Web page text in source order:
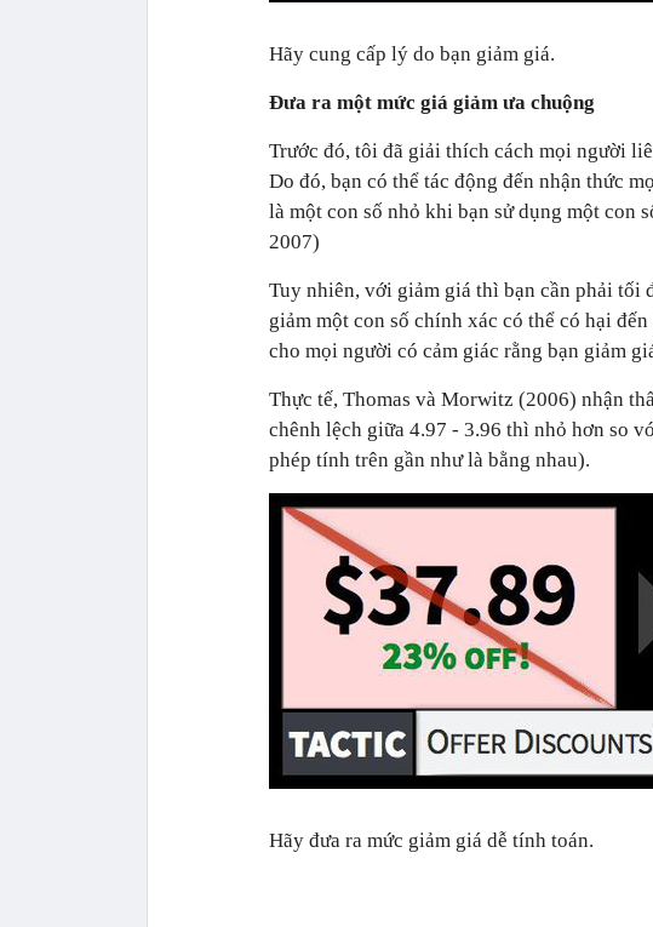
Hãy cung cấp lý do bạn giảm giá.
Đưa ra một mức giá giảm ưa chuộng
Trước đó, tôi đã giải thích cách mọi người
Do đó, bạn có thể tác động đến nhận thức
là một con số nhỏ khi bạn sử dụng một con
2007)
Tuy nhiên, với giảm giá thì bạn cần phải tối
giảm một con số chính xác có thể có hại
cho mọi người có cảm giác rằng bạn giảm
Thực tế, Thomas và Morwitz (2006) nhận
chênh lệch giữa 4.97 - 3.96 thì nhỏ hơn so
phép tính trên gần như là bằng nhau).
Hãy đưa ra mức giảm giá dễ tính toán.